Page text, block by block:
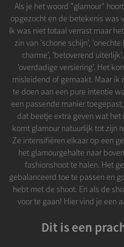
Als je het woord "glamour"
opgezocht en de betekenis was
Ik was niet totaal verrast maar
zin van 'schone schijn',
charme', 'betoverend
'overdadige versiering'. Het
misleidend of gemaakt. Maar ik
te doen aan een pure intentie
een passende manier
dat beetje extra geven wat
komt glamour natuurlijk tot zijn
Ze intensifiëren elkaar op een
het glamourgehalte naar
fashionshoot te halen. Het
gebalanceerd toe te passen en
hebt met de shoot. En als de
voor te gaan! Hier vind je een
Dit is een